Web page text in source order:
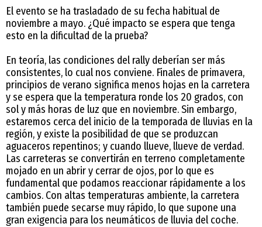
El evento se ha trasladado de su fecha habitual de
noviembre a mayo. ¿Qué impacto se espera que tenga
esto en la dificultad de la prueba?
En teoría, las condiciones del rally deberían ser más
consistentes, lo cual nos conviene. Finales de primavera,
principios de verano significa menos hojas en la carretera
y se espera que la temperatura ronde los 20 grados, con
sol y más horas de luz que en noviembre. Sin embargo,
estaremos cerca del inicio de la temporada de lluvias en la
región, y existe la posibilidad de que se produzcan
aguaceros repentinos; y cuando llueve, llueve de verdad.
Las carreteras se convertirán en terreno completamente
mojado en un abrir y cerrar de ojos, por lo que es
fundamental que podamos reaccionar rápidamente a los
cambios. Con altas temperaturas ambiente, la carretera
también puede secarse muy rápido, lo que supone una
gran exigencia para los neumáticos de lluvia del coche.